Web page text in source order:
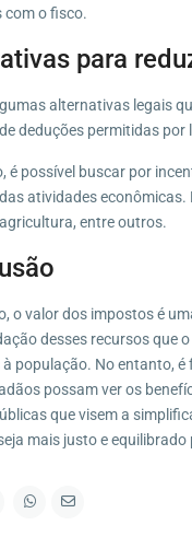
com o fisco.
para
alternativas legais
deduções permitidas por
é possível buscar por
atividades econômicas.
entre outros.
o valor dos impostos é
desses recursos que
à população. No entanto,
possam ver os
que visem a
mais justo e equilibrado